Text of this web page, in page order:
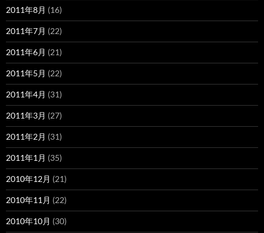
2011年8月 (16)
2011年7月 (22)
2011年6月 (21)
2011年5月 (22)
2011年4月 (31)
2011年3月 (27)
2011年2月 (31)
2011年1月 (35)
2010年12月 (21)
2010年11月 (22)
2010年10月 (30)